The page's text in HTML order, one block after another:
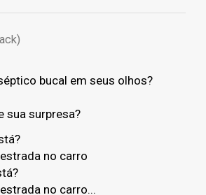
bucal em seus olhos?
sua surpresa?
no carro
no carro...